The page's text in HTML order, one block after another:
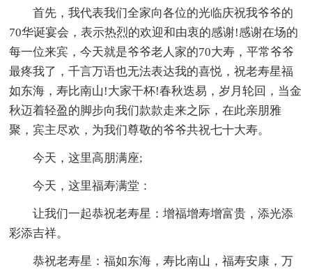
首先，我代表我们全家向各位的光临庆祝我爷爷的
70华诞宴会，表示热烈的欢迎和由衷的感谢!感谢在场的
每一位来宾，今天就是爷爷老人家的70大寿，平常爷爷
最疼我了，千言万语也无法表达我的喜悦，祝老寿星福
如东海，寿比南山!大家干杯!春秋迭易，岁月轮回，当金
秋迈着轻盈的脚步向我们款款走来之际，在此亲朋雅
聚，宾主尽欢，为我们尊敬的爷爷共祝七十大寿。
今天，这里高朋满座;
今天，这里福寿满堂：
让我们一起恭祝老寿星：增福增寿增富贵，添光添
彩添吉祥。
恭祝老寿星：福如东海，寿比南山，福寿安康，万